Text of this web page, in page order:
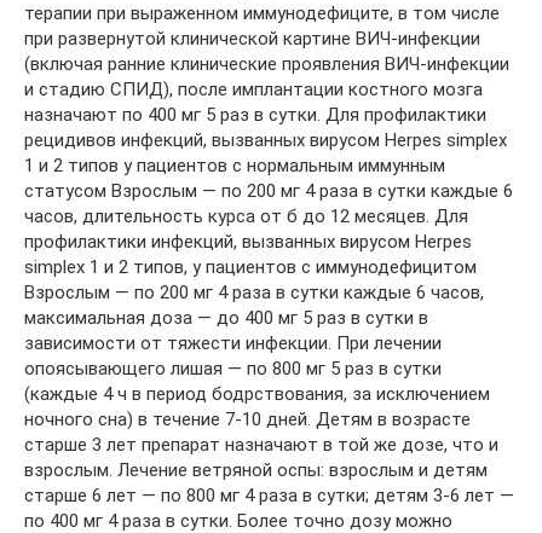
терапии при выраженном иммунодефиците, в том числе
при развернутой клинической картине ВИЧ-инфекции
(включая ранние клинические проявления ВИЧ-инфекции
и стадию СПИД), после имплантации костного мозга
назначают по 400 мг 5 раз в сутки. Для профилактики
рецидивов инфекций, вызванных вирусом Herpes simplex
1 и 2 типов у пациентов с нормальным иммунным
статусом Взрослым — по 200 мг 4 раза в сутки каждые 6
часов, длительность курса от б до 12 месяцев. Для
профилактики инфекций, вызванных вирусом Herpes
simplex 1 и 2 типов, у пациентов с иммунодефицитом
Взрослым — по 200 мг 4 раза в сутки каждые 6 часов,
максимальная доза — до 400 мг 5 раз в сутки в
зависимости от тяжести инфекции. При лечении
опоясывающего лишая — по 800 мг 5 раз в сутки
(каждые 4 ч в период бодрствования, за исключением
ночного сна) в течение 7-10 дней. Детям в возрасте
старше 3 лет препарат назначают в той же дозе, что и
взрослым. Лечение ветряной оспы: взрослым и детям
старше 6 лет — по 800 мг 4 раза в сутки; детям 3-6 лет —
по 400 мг 4 раза в сутки. Более точно дозу можно